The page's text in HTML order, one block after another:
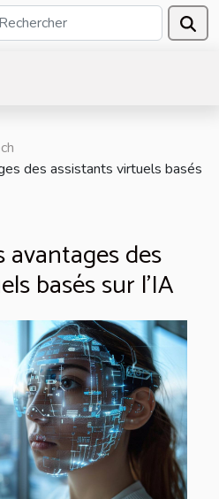
des assistants virtuels basés
avantages des
basés sur l'IA